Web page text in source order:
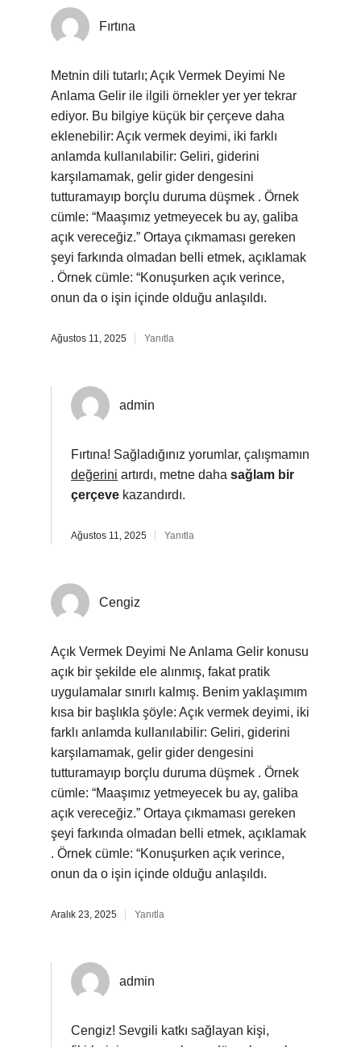
Fırtına
Metnin dili tutarlı; Açık Vermek Deyimi Ne
Anlama Gelir ile ilgili örnekler yer yer tekrar
ediyor. Bu bilgiye küçük bir çerçeve daha
eklenebilir: Açık vermek deyimi, iki farklı
anlamda kullanılabilir: Geliri, giderini
karşılamamak, gelir gider dengesini
tutturamayıp borçlu duruma düşmek . Örnek
cümle: “Maaşımız yetmeyecek bu ay, galiba
açık vereceğiz.” Ortaya çıkmaması gereken
şeyi farkında olmadan belli etmek, açıklamak
. Örnek cümle: “Konuşurken açık verince,
onun da o işin içinde olduğu anlaşıldı.
Ağustos 11, 2025 Yanıtla
admin
Fırtına! Sağladığınız yorumlar, çalışmamın
değerini artırdı, metne daha sağlam bir
çerçeve kazandırdı.
Ağustos 11, 2025 Yanıtla
Cengiz
Açık Vermek Deyimi Ne Anlama Gelir konusu
açık bir şekilde ele alınmış, fakat pratik
uygulamalar sınırlı kalmış. Benim yaklaşımım
kısa bir başlıkla şöyle: Açık vermek deyimi, iki
farklı anlamda kullanılabilir: Geliri, giderini
karşılamamak, gelir gider dengesini
tutturamayıp borçlu duruma düşmek . Örnek
cümle: “Maaşımız yetmeyecek bu ay, galiba
açık vereceğiz.” Ortaya çıkmaması gereken
şeyi farkında olmadan belli etmek, açıklamak
. Örnek cümle: “Konuşurken açık verince,
onun da o işin içinde olduğu anlaşıldı.
Aralık 23, 2025 Yanıtla
admin
Cengiz! Sevgili katkı sağlayan kişi,